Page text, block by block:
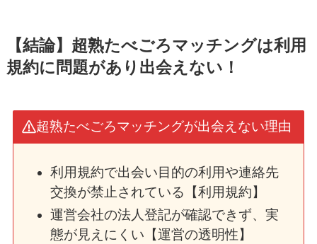
【結論】超熟たべごろマッチングは利用
規約に問題があり出会えない！
超熟たべごろマッチングが出会えない理由
利用規約で出会い目的の利用や連絡先
交換が禁止されている【利用規約】
運営会社の法人登記が確認できず、実
態が見えにくい【運営の透明性】